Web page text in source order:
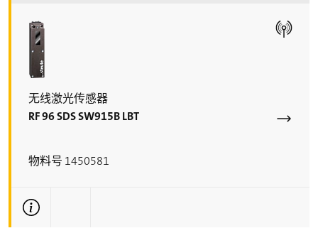
无线激光传感器
RF 96 SDS SW915B LBT
物料号 1450581
更多技术信息